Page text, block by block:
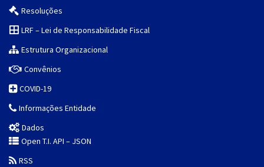
Resoluções
LRF – Lei de Responsabilidade Fiscal
Estrutura Organizacional
Convênios
COVID-19
Informações Entidade
Dados
Open T.I. API – JSON
RSS